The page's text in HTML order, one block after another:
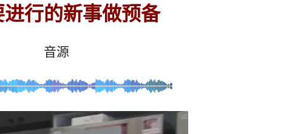
进行的新事做预备
音源